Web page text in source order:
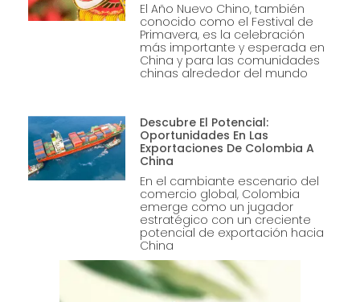
El Año Nuevo Chino, también
conocido como el Festival de
Primavera, es la celebración
más importante y esperada en
China y para las comunidades
chinas alrededor del mundo
Descubre El Potencial:
Oportunidades En Las
Exportaciones De Colombia A
China
En el cambiante escenario del
comercio global, Colombia
emerge como un jugador
estratégico con un creciente
potencial de exportación hacia
China